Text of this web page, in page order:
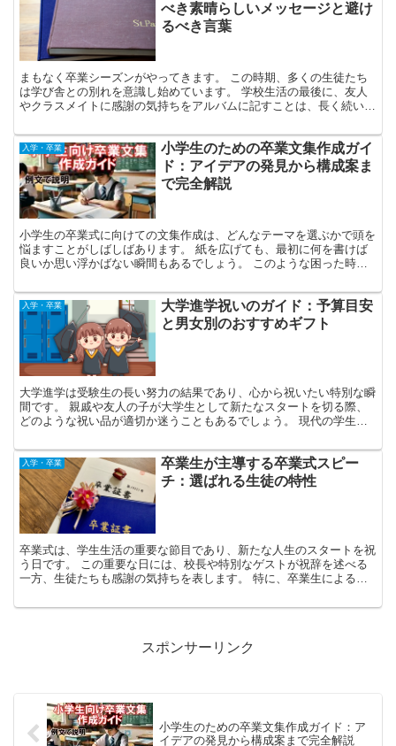
べき素晴らしいメッセージと避け
るべき言葉
まもなく卒業シーズンがやってきます。 この時期、多くの生徒たち
は学び舎との別れを意識し始めています。 学校生活の最後に、友人
やクラスメイトに感謝の気持ちをアルバムに記すことは、長く続いて
入学・卒業
小学生のための卒業文集作成ガイ
ド：アイデアの発見から構成案ま
で完全解説
小学生の卒業式に向けての文集作成は、どんなテーマを選ぶかで頭を
悩ますことがしばしばあります。 紙を広げても、最初に何を書けば
良いか思い浮かばない瞬間もあるでしょう。 このような困った時に
入学・卒業
大学進学祝いのガイド：予算目安
と男女別のおすすめギフト
大学進学は受験生の長い努力の結果であり、心から祝いたい特別な瞬
間です。 親戚や友人の子が大学生として新たなスタートを切る際、
どのような祝い品が適切か迷うこともあるでしょう。 現代の学生の
入学・卒業
卒業生が主導する卒業式スピー
チ：選ばれる生徒の特性
卒業式は、学生生活の重要な節目であり、新たな人生のスタートを祝
う日です。 この重要な日には、校長や特別なゲストが祝辞を述べる
一方、生徒たちも感謝の気持ちを表します。 特に、卒業生によるス
スポンサーリンク
小学生のための卒業文集作成ガイド：ア
イデアの発見から構成案まで完全解説